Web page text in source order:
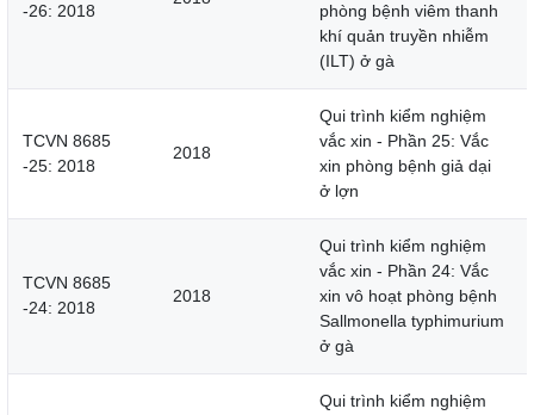
-26: 2018
phòng bệnh viêm thanh
khí quản truyền nhiễm
(ILT) ở gà
TCVN 8685
-25: 2018
2018
Qui trình kiểm nghiệm
vắc xin - Phần 25: Vắc
xin phòng bệnh giả dại
ở lợn
TCVN 8685
-24: 2018
2018
Qui trình kiểm nghiệm
vắc xin - Phần 24: Vắc
xin vô hoạt phòng bệnh
Sallmonella typhimurium
ở gà
Qui trình kiểm nghiệm